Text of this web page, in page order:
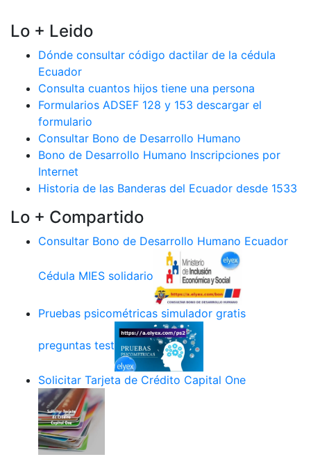
Lo + Leido
Dónde consultar código dactilar de la cédula
Ecuador
Consulta cuantos hijos tiene una persona
Formularios ADSEF 128 y 153 descargar el
formulario
Consultar Bono de Desarrollo Humano
Bono de Desarrollo Humano Inscripciones por
Internet
Historia de las Banderas del Ecuador desde 1533
Lo + Compartido
Consultar Bono de Desarrollo Humano Ecuador
Cédula MIES solidario
Pruebas psicométricas simulador gratis
preguntas test
Solicitar Tarjeta de Crédito Capital One